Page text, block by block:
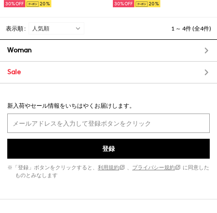
30% 20 30% 20
表示順 : 1 ～ 4件 (全4件)
Woman
Sale
新入荷やセール情報をいちはやくお届けします。
登録
※「登録」ボタンをクリックすると、 利用規約 、 プライバシー規約
に同意した
ものとみなします